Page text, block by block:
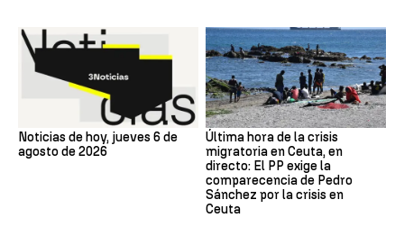
Noticias de hoy, jueves 6 de
agosto de 2026
Última hora de la crisis
migratoria en Ceuta, en
directo: El PP exige la
comparecencia de Pedro
Sánchez por la crisis en
Ceuta